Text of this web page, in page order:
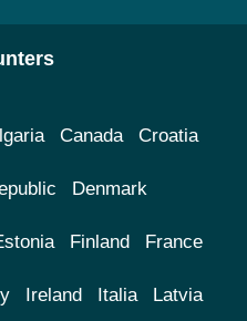
Canada Croatia
Denmark
Finland France
Ireland Italia Latvia